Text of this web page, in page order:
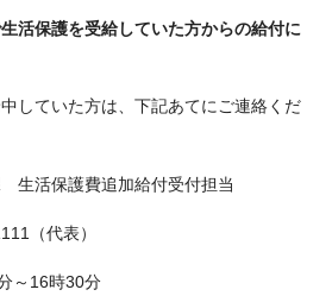
活保護を受給していた方からの給付に
していた方は、下記あてにご連絡くだ
活保護費追加給付受付担当
（代表）
～16時30分